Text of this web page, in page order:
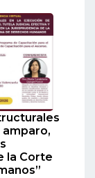
la Corte